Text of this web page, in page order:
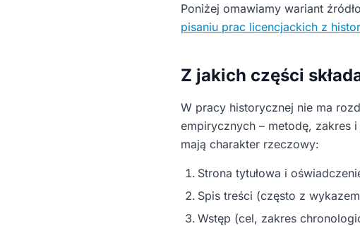
Poniżej omawiamy wariant
pisaniu prac licencjackich z
Z jakich części
W pracy historycznej nie ma
empirycznych – metodę, zakres
mają charakter rzeczowy:
Strona tytułowa i
Spis treści (często z
Wstęp (cel, zakres